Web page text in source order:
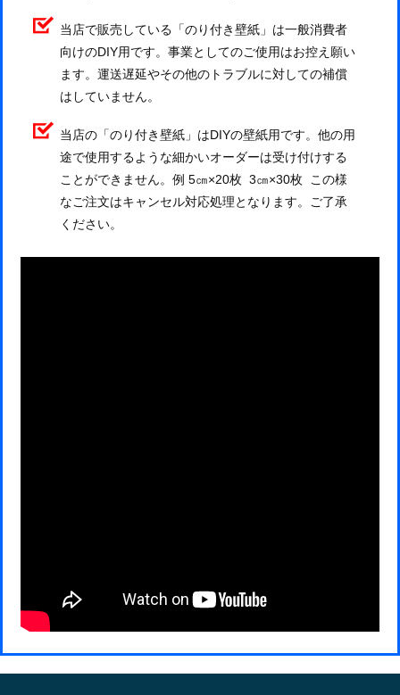
当店で販売している「のり付き壁紙」は一般消費者
向けのDIY用です。事業としてのご使用はお控え願い
ます。運送遅延やその他のトラブルに対しての補償
はしていません。
当店の「のり付き壁紙」はDIYの壁紙用です。他の用
途で使用するような細かいオーダーは受け付けする
ことができません。例 5㎝×20枚 3㎝×30枚 この様
なご注文はキャンセル対応処理となります。ご了承
ください。